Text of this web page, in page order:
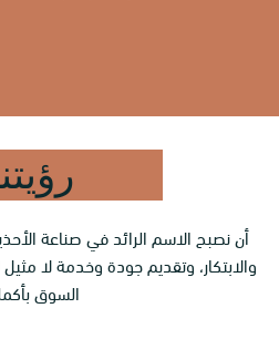
أن نصبح الاسم الرائد في صناعة
والابتكار، وتقديم جودة وخدمة لا
السوق